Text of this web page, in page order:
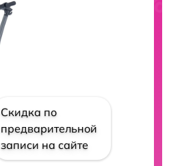
Скидка по
предварительной
записи на сайте